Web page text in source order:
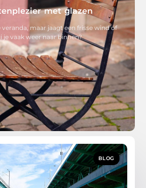
met glazen
maar jaagt een frisse wind of
vaak weer naar binnen?
BLOG